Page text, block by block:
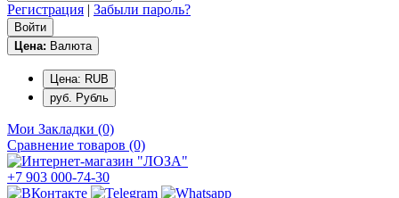
Регистрация | Забыли пароль?
Цена: Валюта
Цена: RUB
руб. Рубль
Мои Закладки (0)
Сравнение товаров (0)
+7 903 000-74-30